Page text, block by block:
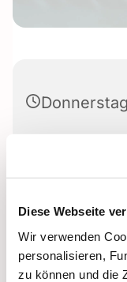
Diese Webseite
Wir verwenden
personalisieren,
zu können und die
Dies